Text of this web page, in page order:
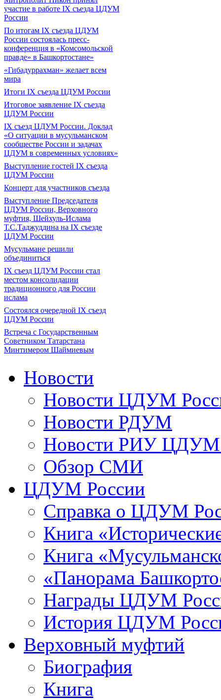
участие в работе IX съезда ЦДУМ
России
По итогам IX съезда ЦДУМ
России состоялась пресс-
конференция в «Комсомольской
правде» в Башкортостане»
«Гибадуррахман» желает всем
мира
Итоги IX cъезда ЦДУМ России
Итоговое заявление IX съезда
ЦДУМ России
IX съезд ЦДУМ России. Доклад
«О ситуации в мусульманском
сообществе России и задачах
ЦДУМ в современных условиях»
Выступление гостей IX съезда
ЦДУМ России
Концерт для участников съезда
Выступление Председателя
ЦДУМ России, Верховного
муфтия, Шейхуль-Ислама
Т.С.Таджуддина на IX съезде
ЦДУМ России
Мусульмане решили
объединиться
IX съезд ЦДУМ России стал
местом консолидации
традиционного для России
ислама
Состоялся очередной IX съезд
ЦДУМ России
Встреча с Государственным
Советником Татарстана
Минтимером Шаймиевым
Новости
Новости ЦДУМ
Новости РДУМ
Новости РИУ ЦДУМ
Обзор СМИ
ЦДУМ России
Справка о ЦДУМ
Книга
Книга
«Панорама
Награды ЦДУМ
История ЦДУМ
Верховный муфтий
Биография
Книга